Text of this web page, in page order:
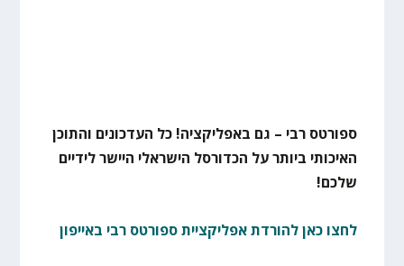
ספורטס רבי – גם באפליקציה! כל העדכונים והתוכן
האיכותי ביותר על הכדורסל הישראלי היישר לידיים
שלכם!
לחצו כאן להורדת אפליקציית ספורטס רבי באייפון